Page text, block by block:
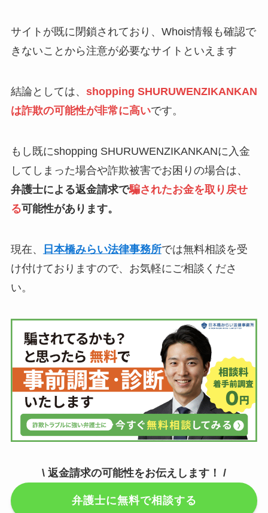
サイトが既に閉鎖されており、Whois情報も確認で
きないことから注意が必要なサイトといえます
結論としては、 shopping SHURUWENZIKANKAN
は詐欺の可能性が非常に高いです。
もし既にshopping SHURUWENZIKANKANに入金
してしまった場合や詐欺被害でお困りの場合は、
弁護士による返金請求で騙されたお金を取り戻せ
る可能性があります。
現在、 日本橋みらい法律事務所では無料相談を受
け付けておりますので、お気軽にご相談くださ
い。
\ 返金請求の可能性をお伝えします！ /
弁護士に無料で相談する